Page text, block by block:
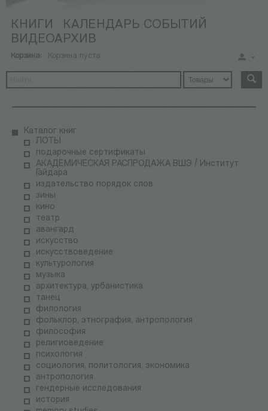
КНИГИ
КАЛЕНДАРЬ СОБЫТИЙ
ВИДЕОАРХИВ
Корзина: Корзина пуста
Каталог книг
ЛОТЫ
подарочные сертификаты
АКАДЕМИЧЕСКАЯ РАСПРОДАЖА ВШЭ / Институт
Гайдара
издательство порядок слов
зины
кино
театр
авангард
искусство
искусствоведение
культурология
музыка
архитектура, урбанистика
танец
филология
фольклор, этнография, антропология
философия
религиоведение
психология
социология, политология, экономика
антропология
гендерные исследования
история